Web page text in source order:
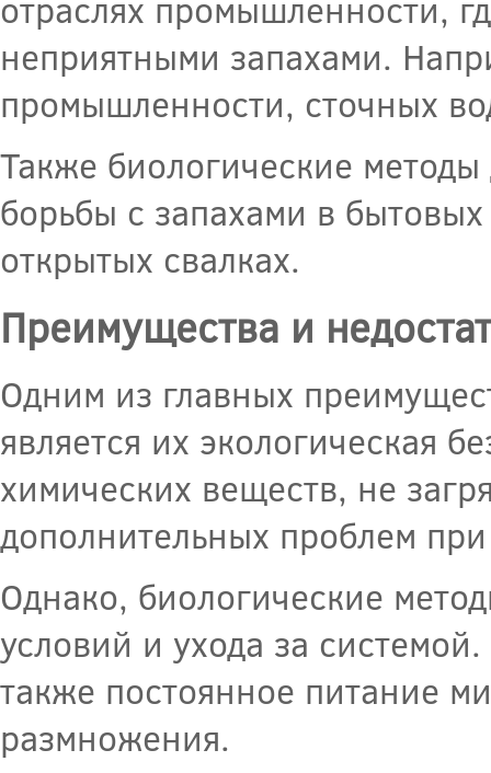
неприятными запахами.
промышленности, сточных
Также биологические
борьбы с запахами в
открытых свалках.
Преимущества и
Одним из главных
является их экологическая
химических веществ, не
дополнительных проблем
Однако, биологические
условий и ухода за
также постоянное питание
размножения.